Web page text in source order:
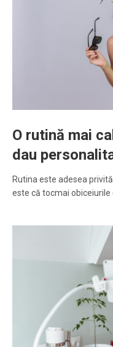
O rutină mai
dau
Rutina este adesea
este că tocmai obiceiurile